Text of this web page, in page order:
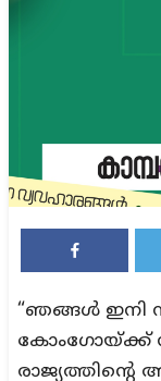
“ഞങ്ങൾ ഇനി
കോംഗോയ്ക്ക്
രാജ്യത്തിന്റെ